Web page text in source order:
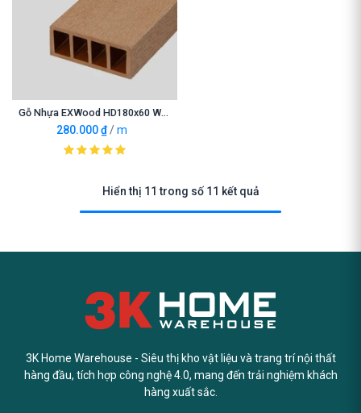
Gỗ Nhựa EXWood HD180x60 Wood
280.000₫ /m
Hiển thị 11 trong số 11 kết quả
3K Home Warehouse - Siêu thị kho vật liệu và trang trí nội thất
hàng đầu, tích hợp công nghệ 4.0, mang đến trải nghiệm khách
hàng xuất sắc.